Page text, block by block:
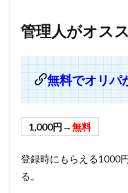
管理人がオス
無料でオリパ
1,000円→無料
登録時にもらえる1000
る。